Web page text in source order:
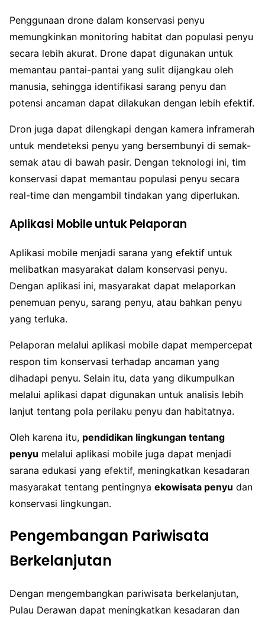
Penggunaan drone dalam konservasi penyu
memungkinkan monitoring habitat dan populasi penyu
secara lebih akurat. Drone dapat digunakan untuk
memantau pantai-pantai yang sulit dijangkau oleh
manusia, sehingga identifikasi sarang penyu dan
potensi ancaman dapat dilakukan dengan lebih efektif.
Dron juga dapat dilengkapi dengan kamera inframerah
untuk mendeteksi penyu yang bersembunyi di semak-
semak atau di bawah pasir. Dengan teknologi ini, tim
konservasi dapat memantau populasi penyu secara
real-time dan mengambil tindakan yang diperlukan.
Aplikasi Mobile untuk Pelaporan
Aplikasi mobile menjadi sarana yang efektif untuk
melibatkan masyarakat dalam konservasi penyu.
Dengan aplikasi ini, masyarakat dapat melaporkan
penemuan penyu, sarang penyu, atau bahkan penyu
yang terluka.
Pelaporan melalui aplikasi mobile dapat mempercepat
respon tim konservasi terhadap ancaman yang
dihadapi penyu. Selain itu, data yang dikumpulkan
melalui aplikasi dapat digunakan untuk analisis lebih
lanjut tentang pola perilaku penyu dan habitatnya.
Oleh karena itu, pendidikan lingkungan tentang
penyu melalui aplikasi mobile juga dapat menjadi
sarana edukasi yang efektif, meningkatkan kesadaran
masyarakat tentang pentingnya ekowisata penyu dan
konservasi lingkungan.
Pengembangan Pariwisata
Berkelanjutan
Dengan mengembangkan pariwisata berkelanjutan,
Pulau Derawan dapat meningkatkan kesadaran dan